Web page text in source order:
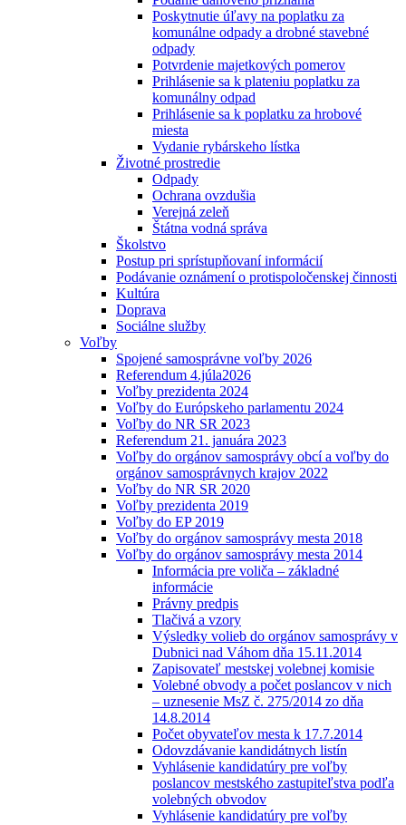
Poskytnutie úľavy na poplatku za
komunálne odpady a drobné stavebné
odpady
Potvrdenie majetkových pomerov
Prihlásenie sa k plateniu poplatku za
komunálny odpad
Prihlásenie sa k poplatku za hrobové
miesta
Vydanie rybárskeho lístka
Životné prostredie
Odpady
Ochrana ovzdušia
Verejná zeleň
Štátna vodná správa
Školstvo
Postup pri sprístupňovaní informácií
Podávanie oznámení o protispoločenskej činnosti
Kultúra
Doprava
Sociálne služby
Voľby
Spojené samosprávne voľby 2026
Referendum 4.júla2026
Voľby prezidenta 2024
Voľby do Európskeho parlamentu 2024
Voľby do NR SR 2023
Referendum 21. januára 2023
Voľby do orgánov samosprávy obcí a voľby do
orgánov samosprávnych krajov 2022
Voľby do NR SR 2020
Voľby prezidenta 2019
Voľby do EP 2019
Voľby do orgánov samosprávy mesta 2018
Voľby do orgánov samosprávy mesta 2014
Informácia pre voliča – základné
informácie
Právny predpis
Tlačivá a vzory
Výsledky volieb do orgánov samosprávy v
Dubnici nad Váhom dňa 15.11.2014
Zapisovateľ mestskej volebnej komisie
Volebné obvody a počet poslancov v nich
– uznesenie MsZ č. 275/2014 zo dňa
14.8.2014
Počet obyvateľov mesta k 17.7.2014
Odovzdávanie kandidátnych listín
Vyhlásenie kandidatúry pre voľby
poslancov mestského zastupiteľstva podľa
volebných obvodov
Vyhlásenie kandidatúry pre voľby